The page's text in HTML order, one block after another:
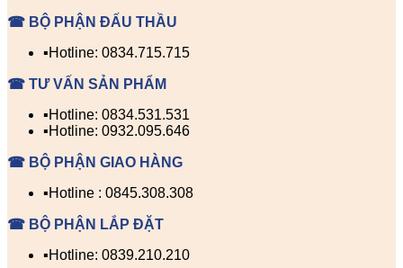
☎ BỘ PHẬN ĐẤU THẦU
▪️Hotline: 0834.715.715
☎ TƯ VẤN SẢN PHẨM
▪️Hotline: 0834.531.531
▪️Hotline: 0932.095.646
☎ BỘ PHẬN GIAO HÀNG
▪️Hotline : 0845.308.308
☎ BỘ PHẬN LẮP ĐẶT
▪️Hotline: 0839.210.210